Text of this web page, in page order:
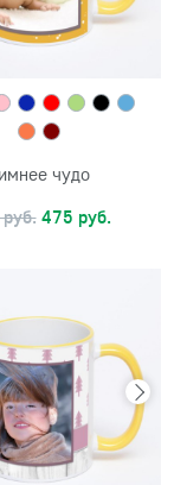
чудо
475 руб.